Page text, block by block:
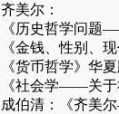
齐美尔：
《历史哲学问题
《金钱、性别、
《货币哲学》华夏
《社会学——关于
成伯清：《齐美